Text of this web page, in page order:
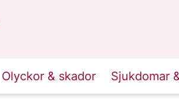
Olyckor & skador Sjukdomar